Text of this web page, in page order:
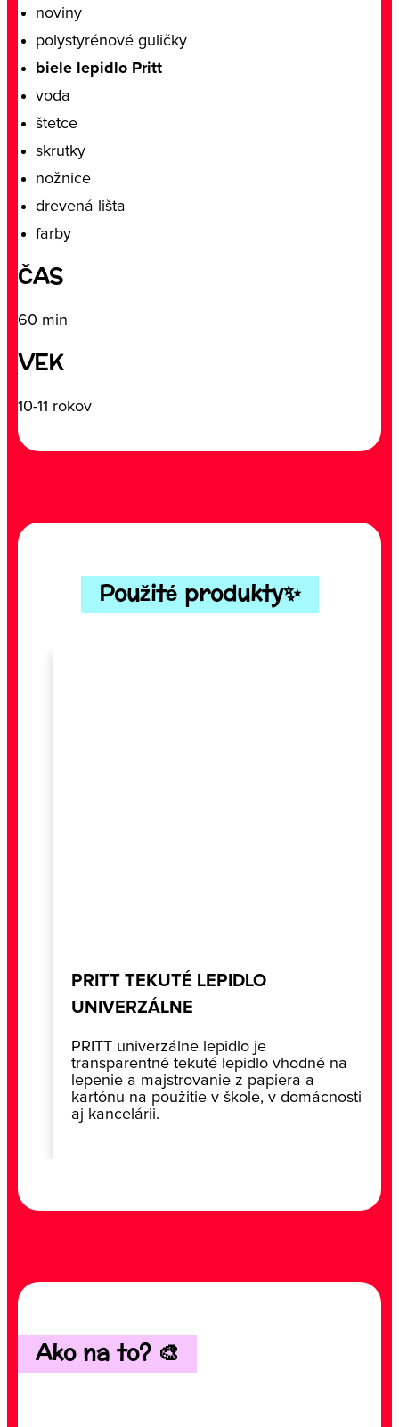
noviny
polystyrénové guličky
biele lepidlo Pritt
voda
štetce
skrutky
nožnice
drevená lišta
farby
ČAS
60 min
VEK
10-11 rokov
Použité produkty✨
PRITT TEKUTÉ LEPIDLO
UNIVERZÁLNE
PRITT univerzálne lepidlo je
transparentné tekuté lepidlo vhodné na
lepenie a majstrovanie z papiera a
kartónu na použitie v škole, v domácnosti
aj kancelárii.
Ako na to? 🎨